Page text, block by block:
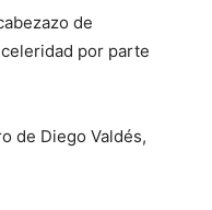
de
por parte
de Diego Valdés,